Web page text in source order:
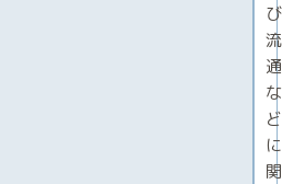
び
流
通
な
ど
に
関